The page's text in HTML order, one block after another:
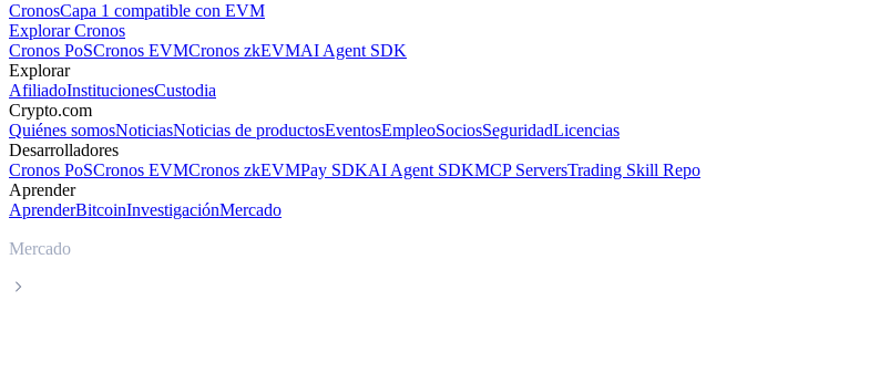
CronosCapa 1 compatible con EVM
Explorar Cronos
Cronos PoSCronos EVMCronos zkEVMAI Agent SDK
Explorar
AfiliadoInstitucionesCustodia
Crypto.com
Quiénes somosNoticiasNoticias de productosEventosEmpleoSociosSeguridadLicencias
Desarrolladores
Cronos PoSCronos EVMCronos zkEVMPay SDKAI Agent SDKMCP ServersTrading Skill Repo
Aprender
AprenderBitcoinInvestigaciónMercado
Mercado